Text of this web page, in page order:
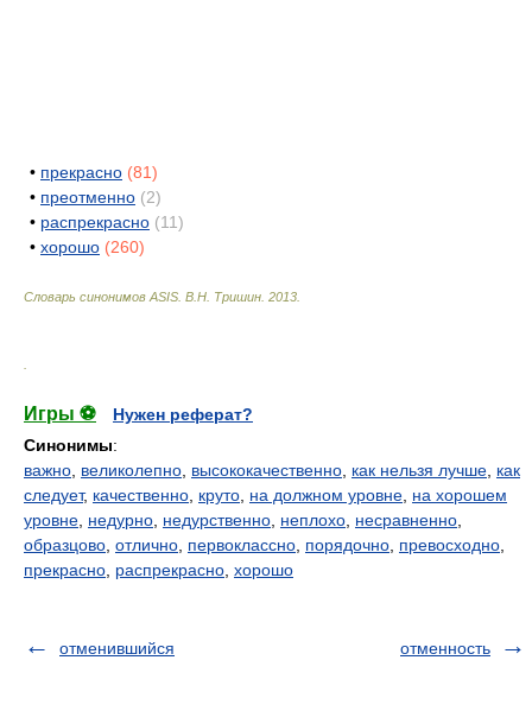
• прекрасно (81)
• преотменно (2)
• распрекрасно (11)
• хорошо (260)
Словарь синонимов ASIS. В.Н. Тришин 2013
Игры ⚽
Нужен реферат?
Синонимы:
важно великолепно высококачественно как нельзя лучше как
следует, качественно круто на должном уровне на хорошем
уровне недурно недурственно неплохо несравненно
образцово отлично первоклассно порядочно превосходно
прекрасно распрекрасно хорошо
отменившийся отменность